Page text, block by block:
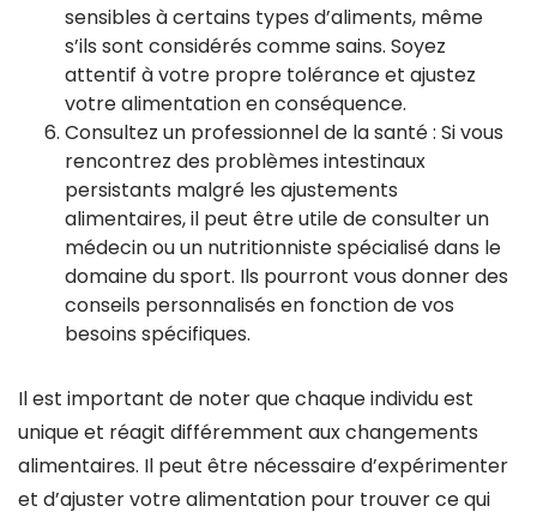
sensibles à certains types d’aliments, même
s’ils sont considérés comme sains. Soyez
attentif à votre propre tolérance et ajustez
votre alimentation en conséquence.
Consultez un professionnel de la santé : Si vous
rencontrez des problèmes intestinaux
persistants malgré les ajustements
alimentaires, il peut être utile de consulter un
médecin ou un nutritionniste spécialisé dans le
domaine du sport. Ils pourront vous donner des
conseils personnalisés en fonction de vos
besoins spécifiques.
Il est important de noter que chaque individu est
unique et réagit différemment aux changements
alimentaires. Il peut être nécessaire d’expérimenter
et d’ajuster votre alimentation pour trouver ce qui